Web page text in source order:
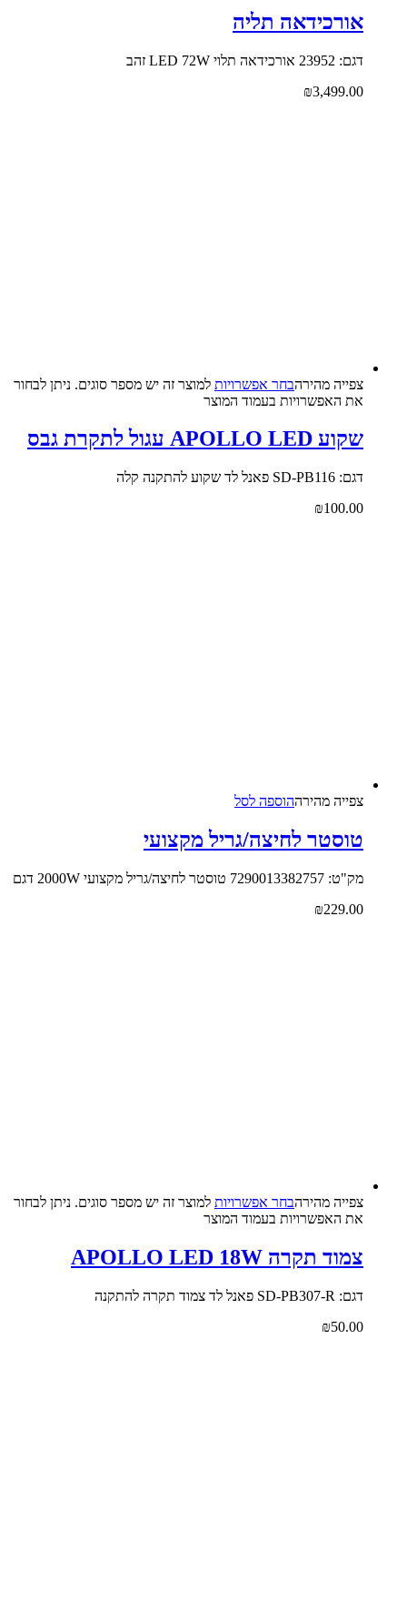
אורכידאה תליה
דגם: 23952 אורכידאה תלוי LED 72W זהב
₪3,499.00
צפייה‬ ‫מהירה‬בחר אפשרויות למוצר זה יש מספר סוגים. ניתן לבחור
את האפשרויות בעמוד המוצר
שקוע APOLLO LED עגול לתקרת גבס
דגם: SD-PB116 פאנל לד שקוע להתקנה קלה
₪100.00
צפייה‬ ‫מהירה‬הוספה לסל
טוסטר לחיצה/גריל מקצועי
מק"ט: 7290013382757 טוסטר לחיצה/גריל מקצועי 2000W דגם
₪229.00
צפייה‬ ‫מהירה‬בחר אפשרויות למוצר זה יש מספר סוגים. ניתן לבחור
את האפשרויות בעמוד המוצר
צמוד תקרה APOLLO LED 18W
דגם: SD-PB307-R פאנל לד צמוד תקרה להתקנה
₪50.00